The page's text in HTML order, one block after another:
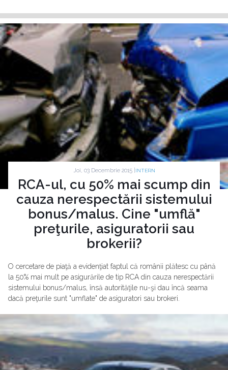
Joi, 03 Decembrie 2015 | INTERN
RCA-ul, cu 50% mai scump din
cauza nerespectării sistemului
bonus/malus. Cine "umflă"
preţurile, asiguratorii sau
brokerii?
O cercetare de piaţă a evidenţiat faptul că românii plătesc cu până
la 50% mai mult pe asigurările de tip RCA din cauza nerespectării
sistemului bonus/malus, însă autorităţile nu-şi dau încă seama
dacă preţurile sunt "umflate" de asiguratori sau brokeri.